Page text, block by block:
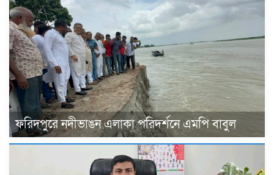
ফরিদপুরে নদীভাঙন এলাকা পরিদর্শনে এমপি বাবুল